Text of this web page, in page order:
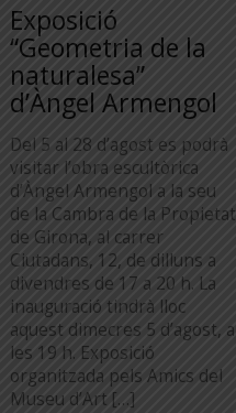
Exposició
“Geometria de la
naturalesa”
d’Àngel Armengol
Del 5 al 28 d’agost es podrà
visitar l’obra escultòrica
d’Àngel Armengol a la seu
de la Cambra de la Propietat
de Girona, al carrer
Ciutadans, 12, de dilluns a
divendres de 17 a 20 h. La
inauguració tindrà lloc
aquest dimecres 5 d’agost, a
les 19 h. Exposició
organitzada pels Amics del
Museu d’Art […]